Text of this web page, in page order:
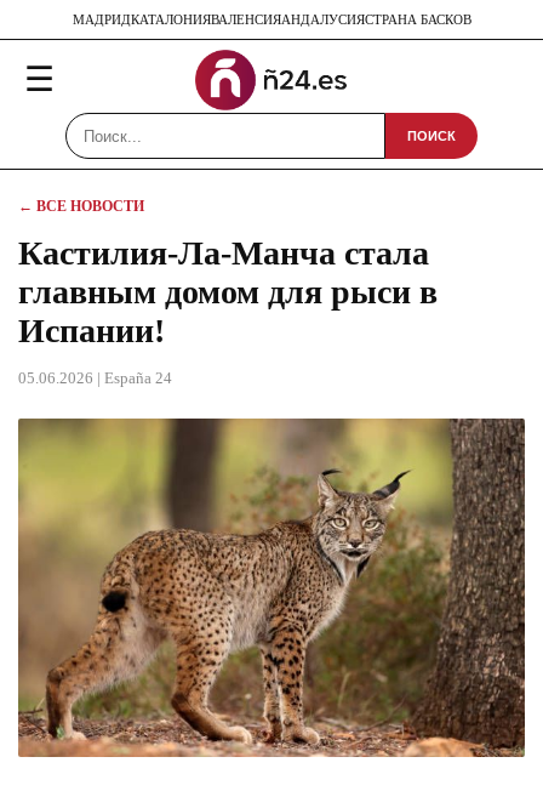
МАДРИДКАТАЛОНИЯВАЛЕНСИЯАНДАЛУСИЯСТРАНА БАСКОВ
☰
ПОИСК
← ВСЕ НОВОСТИ
Кастилия-Ла-Манча стала
главным домом для рыси в
Испании!
05.06.2026 | España 24